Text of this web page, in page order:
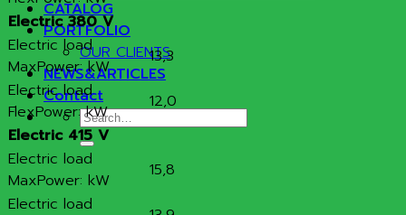
CATALOG
PORTFOLIO
OUR CLIENTS
NEWS&ARTICLES
Contact
Search
for:
Electric 380 V
Electric load
MaxPower: kW
13,3
Electric load
FlexPower: kW
12,0
Electric 415 V
Electric load
MaxPower: kW
15,8
Electric load